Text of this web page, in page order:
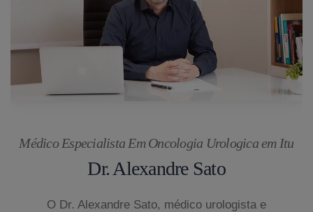
Médico Especialista Em Oncologia Urologica em Itu
Dr. Alexandre Sato
O Dr. Alexandre Sato, médico urologista e